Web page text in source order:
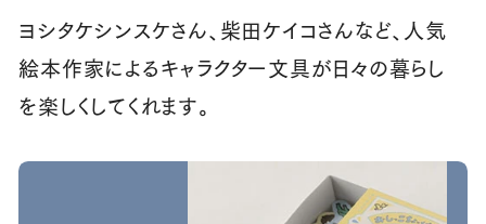
ヨシタケシンスケさん、柴田ケイコさんなど、人気
絵本作家によるキャラクター文具が日々の暮らし
を楽しくしてくれます。